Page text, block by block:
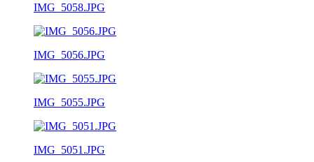
IMG_5058.JPG
IMG_5056.JPG
IMG_5055.JPG
IMG_5051.JPG